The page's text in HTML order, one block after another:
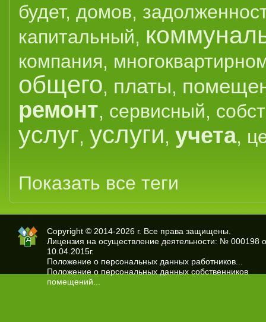
будет, домов,
капитальный,
компания,
общего, платы,
ремонт, сервисный,
услуг, услуги, учета,
Показать все теги
Copyright © 2014-2026 г. Все права защищены.
Лицензия на осуществление деятельности: № 000198
10.04.2015г.
Положение о персональных данных работников...
Положение о персональных данных собственников
помещений...